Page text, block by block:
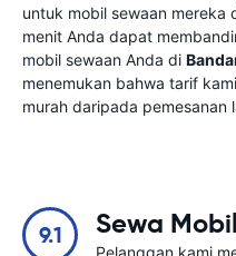
untuk mobil sewaan mereka
menit Anda dapat
mobil sewaan Anda di
menemukan bahwa tarif
murah daripada pemesanan
9.1 Sewa
Pelanggan kami